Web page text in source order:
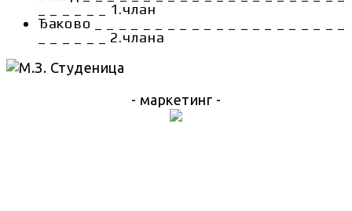
_ _ _ _ _ _ 1.члан
Ђаково _ _ _ _ _ _ _ _ _ _ _ _ _ _ _ _ _ _ _ _ _
_ _ _ _ _ _ 2.члана
- маркетинг -